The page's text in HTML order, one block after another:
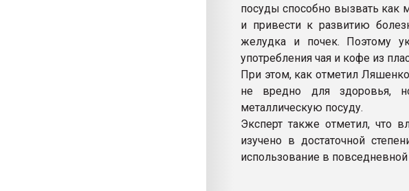
посуды способно вызвать как
и привести к развитию
желудка и почек. Поэтому
употребления чая и кофе из
При этом, как отметил
не вредно для здоровья,
металлическую посуду.
Эксперт также отметил, что
изучено в достаточной
использование в